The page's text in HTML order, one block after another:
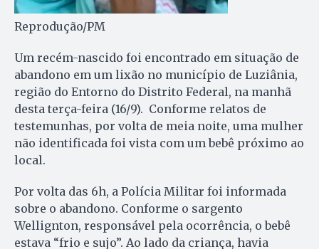
Reprodução/PM
Um recém-nascido foi encontrado em situação de
abandono em um lixão no município de Luziânia,
região do Entorno do Distrito Federal, na manhã
desta terça-feira (16/9). Conforme relatos de
testemunhas, por volta de meia noite, uma mulher
não identificada foi vista com um bebê próximo ao
local.
Por volta das 6h, a Polícia Militar foi informada
sobre o abandono. Conforme o sargento
Wellignton, responsável pela ocorrência, o bebê
estava “frio e sujo”. Ao lado da criança, havia